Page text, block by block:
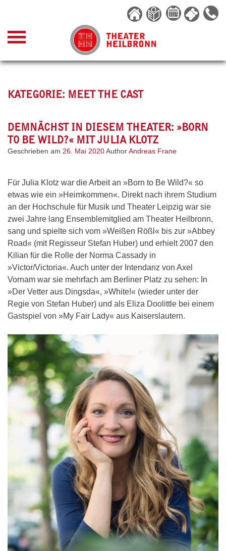
content
KATEGORIE: MEET THE CAST
DEMNÄCHST IN DIESEM THEATER: »BORN
TO BE WILD?« MIT JULIA KLOTZ
Geschrieben am 26. Mai 2020AuthorAndreas Frane
Für Julia Klotz war die Arbeit an »Born to Be Wild?« so
etwas wie ein »Heimkommen«. Direkt nach ihrem Studium
an der Hochschule für Musik und Theater Leipzig war sie
zwei Jahre lang Ensemblemitglied am Theater Heilbronn,
sang und spielte sich vom »Weißen Rößl« bis zur »Abbey
Road« (mit Regisseur Stefan Huber) und erhielt 2007 den
Kilian für die Rolle der Norma Cassady in
»Victor/Victoria«. Auch unter der Intendanz von Axel
Vornam war sie mehrfach am Berliner Platz zu sehen: In
»Der Vetter aus Dingsda«, »White!« (wieder unter der
Regie von Stefan Huber) und als Eliza Doolittle bei einem
Gastspiel von »My Fair Lady« aus Kaiserslautern.